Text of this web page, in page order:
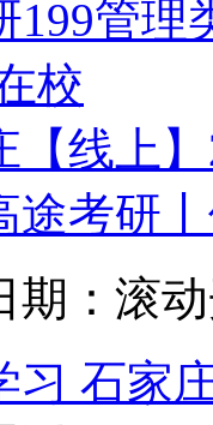
【线上
途考研
期：滚
习 石家